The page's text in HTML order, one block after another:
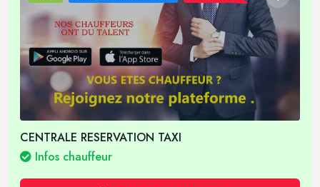
CENTRALE RESERVATION TAXI
Infos chauffeur